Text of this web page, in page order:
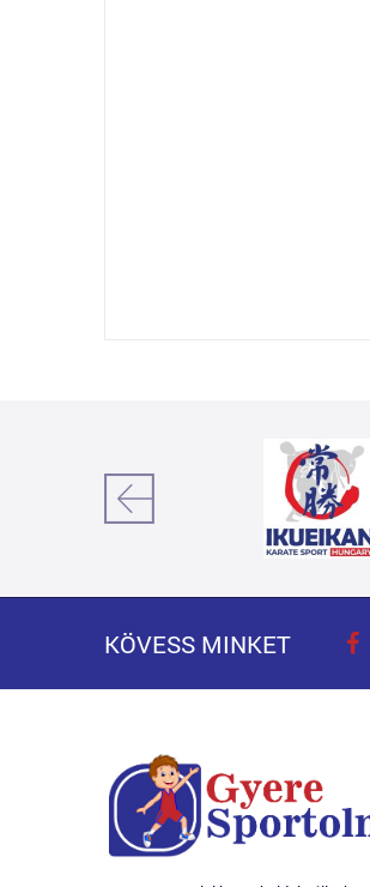
KÖVESS MINKET